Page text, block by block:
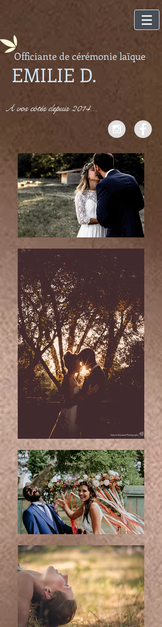
​Officiante de cérémonie laïque
EMILIE D.
A vos côtés depuis 2014...